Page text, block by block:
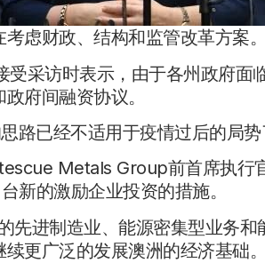
虑财政、结构和监管改革方案。
采访时表示，由于各州政府面
府间融资协议。
路已经不适用于疫情过后的局势
Metals Group前首席执行
新的激励企业投资的措施。
先进制造业、能源密集型业务
更广泛的发展澳洲的经济基础